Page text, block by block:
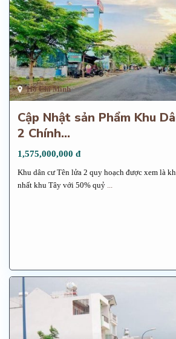
Hồ Chí Minh
Cập Nhật sản Phẩm Khu
2 Chính...
1,575,000,000 đ
Khu dân cư Tên lửa 2 quy hoạch được xem là
nhất khu Tây với 50% quỷ